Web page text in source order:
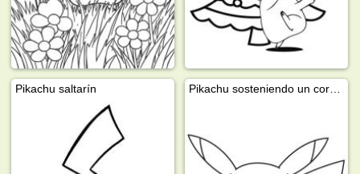
Pikachu saltarín Pikachu sosteniendo un corazón